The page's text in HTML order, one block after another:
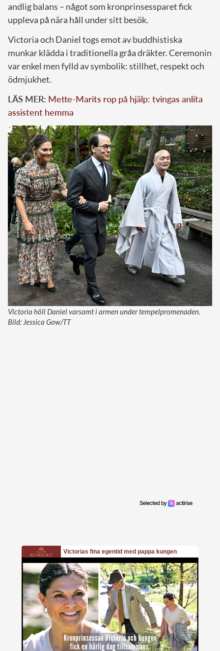
andlig balans – något som kronprinsessparet fick
uppleva på nära håll under sitt besök.
Victoria och Daniel togs emot av buddhistiska
munkar klädda i traditionella gråa dräkter. Ceremonin
var enkel men fylld av symbolik: stillhet, respekt och
ödmjukhet.
LÄS MER: Mette-Marits rop på hjälp: tvingas anlita
assistent hemma
Victoria höll Daniel varsamt i armen under tempelpromenaden.
Bild: Jessica Gow/TT